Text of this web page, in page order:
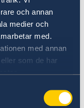
och annan
medier och
med.
med annan
som de har
Play